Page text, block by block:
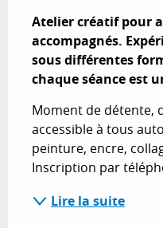
Atelier créatif pour
accompagnés.
sous différentes
chaque séance est
Moment de détente,
accessible à tous
peinture, encre,
Inscription par
Lire la suite